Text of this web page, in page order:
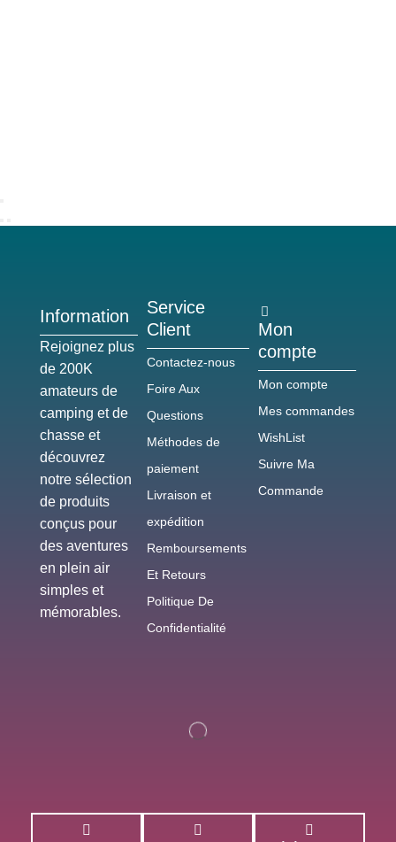
Information
Rejoignez plus
de 200K
amateurs de
camping et de
chasse et
découvrez
notre sélection
de produits
conçus pour
des aventures
en plein air
simples et
mémorables.
Service
Client
Contactez-nous
Foire Aux
Questions
Méthodes de
paiement
Livraison et
expédition
Remboursements
Et Retours
Politique De
Confidentialité
Mon
compte
Mon compte
Mes commandes
WishList
Suivre Ma
Commande